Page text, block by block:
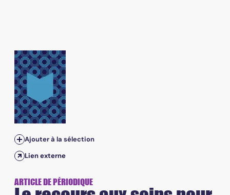
Ajouter à la sélection
Lien externe
ARTICLE DE PÉRIODIQUE